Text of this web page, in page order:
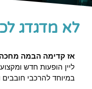
לא מדגדג
אז קדימה הבמה
ליין הופעות חדש
במיוחד להרכבי חובבים